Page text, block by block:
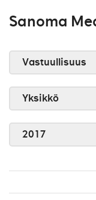
Sanoma
Vastuullisuus
Yksikkö
2017